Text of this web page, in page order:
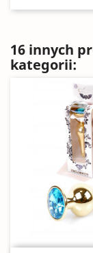
16 innych
kategorii: